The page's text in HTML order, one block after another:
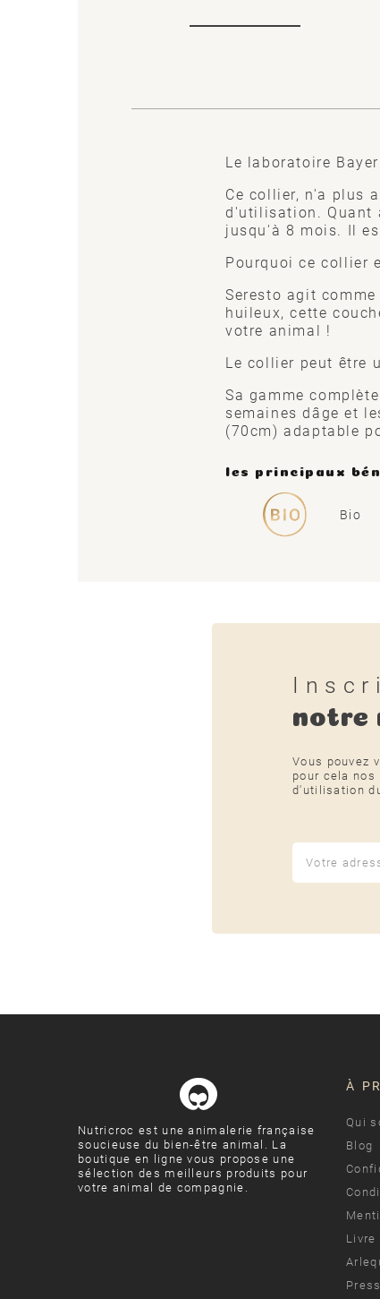
Le laboratoire
Ce collier, n'a plus
d'utilisation. Quant
jusqu'à 8 mois. Il
Pourquoi ce collier
Seresto agit
huileux, cette
votre animal !
Le collier peut être
Sa gamme
semaines dâge et
(70cm) adaptable
les principaux
Bio
notre
Vous pouvez
pour cela
d'utilisation
Nutricroc est une animalerie française
soucieuse du bien-être animal. La
boutique en ligne vous propose une
sélection des meilleurs produits pour
votre animal de compagnie.
À
Qui
Blog
Livre